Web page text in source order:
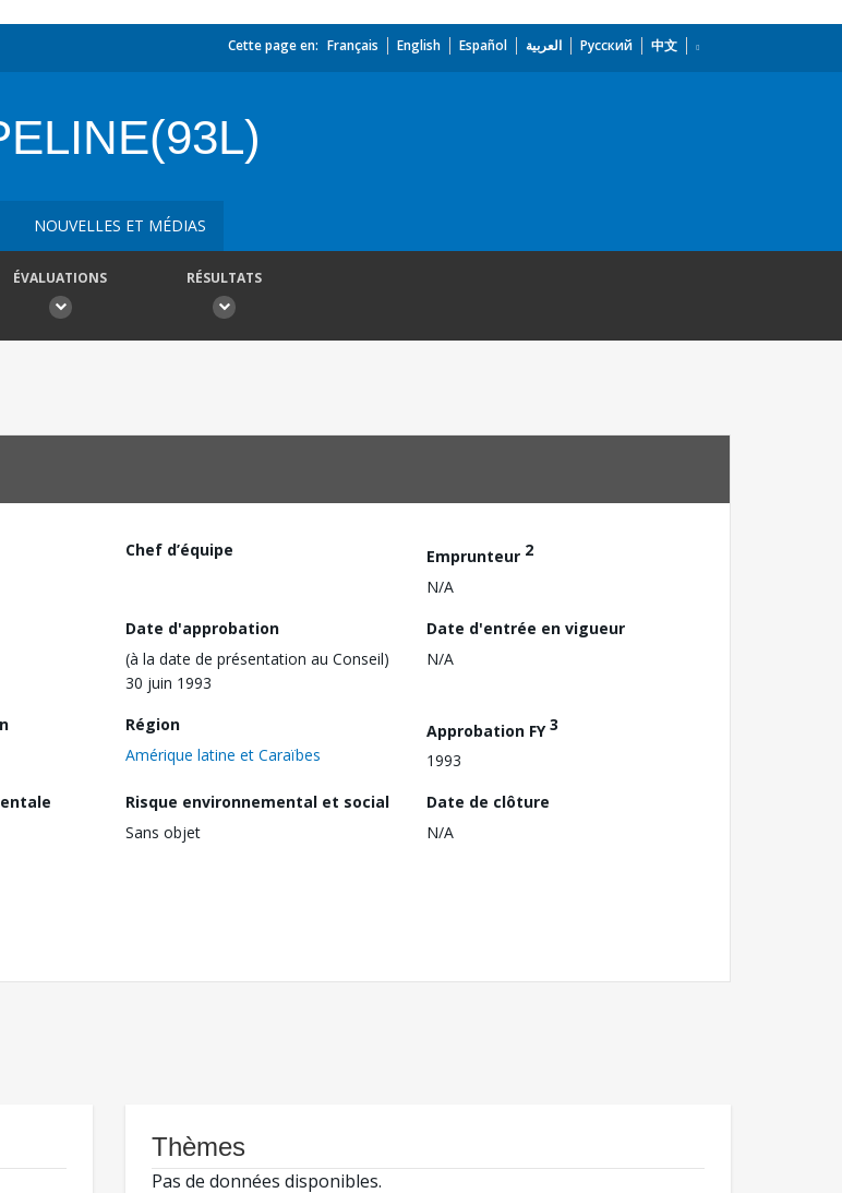
Cette page en: Français English Español العربية Русский 中文
NOUVELLES ET MÉDIAS
ÉVALUATIONS RÉSULTATS
Chef d’équipe Emprunteur 2
N/A
Date d'approbation
(à la date de présentation au Conseil)
30 juin 1993
Date d'entrée en vigueur
N/A
Région
Amérique latine et Caraïbes
Approbation FY3
1993
Risque environnemental et social
Sans objet
Date de clôture
N/A
Thèmes
Pas de données disponibles.